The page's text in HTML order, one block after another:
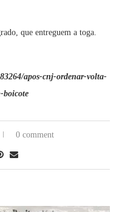
que entreguem a toga.
apos-cnj-ordenar-volta-
boicote
0 comment